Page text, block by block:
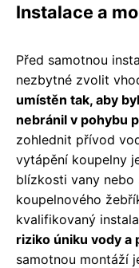
Instalace a
Před samotnou
nezbytné zvolit
umístěn tak, aby
nebránil v pohybu
zohlednit přívod
vytápění koupelny
blízkosti vany nebo
koupelnového
kvalifikovaný
riziko úniku vody a
samotnou montáží